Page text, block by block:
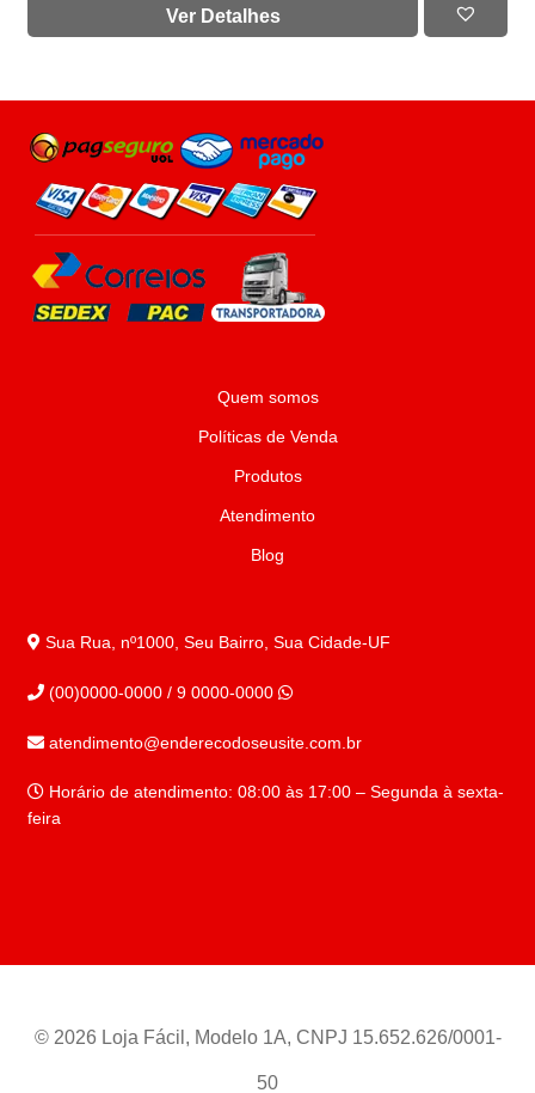
Ver Detalhes
Quem somos
Políticas de Venda
Produtos
Atendimento
Blog
Sua Rua, nº1000, Seu Bairro, Sua Cidade-UF
(00)0000-0000 / 9 0000-0000
atendimento@enderecodoseusite.com.br
Horário de atendimento: 08:00 às 17:00 – Segunda à sexta-
feira
© 2026 Loja Fácil, Modelo 1A, CNPJ 15.652.626/0001-
50